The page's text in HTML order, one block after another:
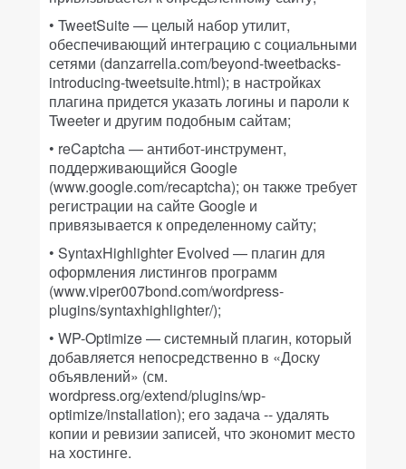
• TweetSuite — целый набор утилит,
обеспечивающий интеграцию с социальными
сетями (danzarrella.com/beyond-tweetbacks-
introducing-tweetsuite.html); в настройках
плагина придется указать логины и пароли к
Tweeter и другим подобным сайтам;
• reCaptcha — антибот-инструмент,
поддерживающийся Google
(www.google.com/recaptcha); он также требует
регистрации на сайте Google и
привязывается к определенному сайту;
• SyntaxHighlighter Evolved — плагин для
оформления листингов программ
(www.viper007bond.com/wordpress-
plugins/syntaxhighlighter/);
• WP-Optimize — системный плагин, который
добавляется непосредственно в «Доску
объявлений» (см.
wordpress.org/extend/plugins/wp-
optimize/installation); его задача -- удалять
копии и ревизии записей, что экономит место
на хостинге.